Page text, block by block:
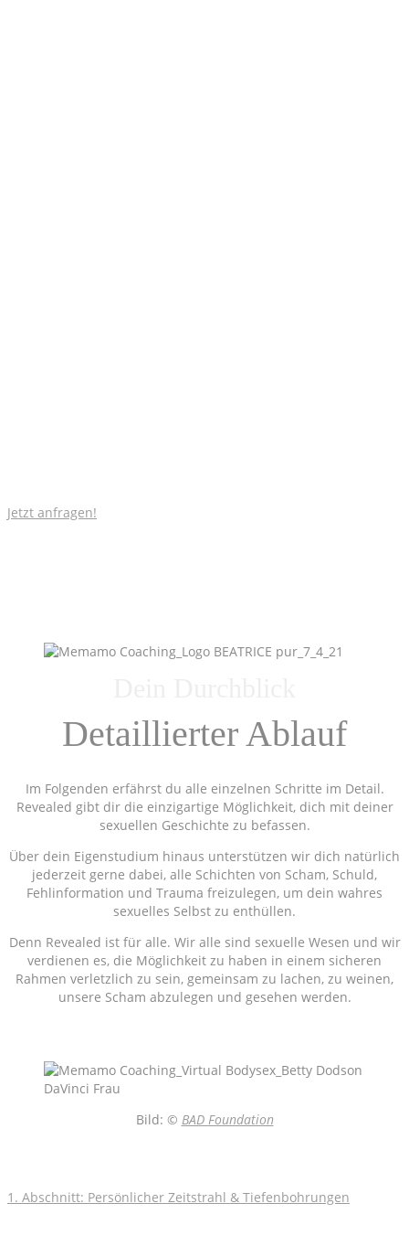
Jetzt anfragen!
Detaillierter Ablauf
Im Folgenden erfährst du alle einzelnen Schritte im Detail.
Revealed gibt dir die einzigartige Möglichkeit, dich mit deiner
sexuellen Geschichte zu befassen.
Über dein Eigenstudium hinaus unterstützen wir dich natürlich
jederzeit gerne dabei, alle Schichten von Scham, Schuld,
Fehlinformation und Trauma freizulegen, um dein wahres
sexuelles Selbst zu enthüllen.
Denn Revealed ist für alle. Wir alle sind sexuelle Wesen und wir
verdienen es, die Möglichkeit zu haben in einem sicheren
Rahmen verletzlich zu sein, gemeinsam zu lachen, zu weinen,
unsere Scham abzulegen und gesehen werden.
Bild: © BAD Foundation
1. Abschnitt: Persönlicher Zeitstrahl & Tiefenbohrungen